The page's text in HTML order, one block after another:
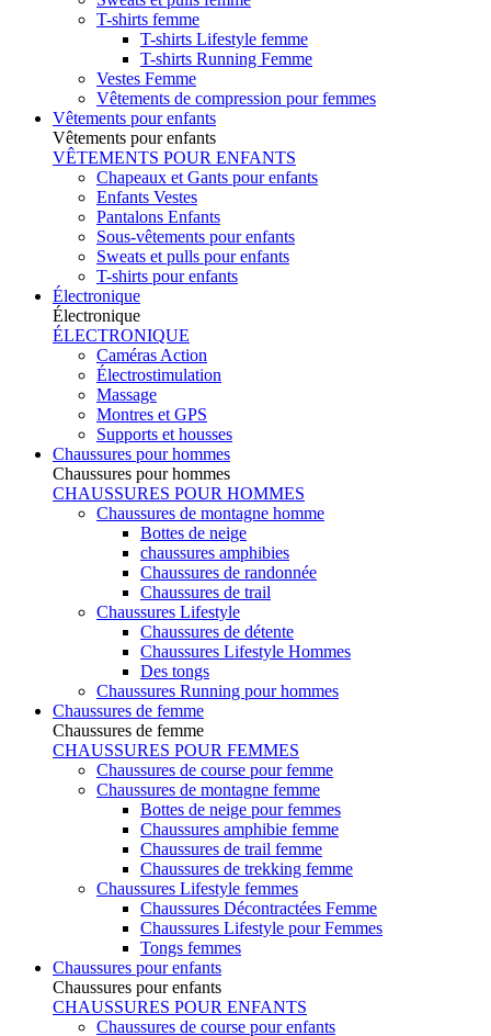
T-shirts femme
T-shirts Lifestyle femme
T-shirts Running Femme
Vestes Femme
Vêtements de compression pour femmes
Vêtements pour enfants
Vêtements pour enfants
VÊTEMENTS POUR ENFANTS
Chapeaux et Gants pour enfants
Enfants Vestes
Pantalons Enfants
Sous-vêtements pour enfants
Sweats et pulls pour enfants
T-shirts pour enfants
Électronique
Électronique
ÉLECTRONIQUE
Caméras Action
Électrostimulation
Massage
Montres et GPS
Supports et housses
Chaussures pour hommes
Chaussures pour hommes
CHAUSSURES POUR HOMMES
Chaussures de montagne homme
Bottes de neige
chaussures amphibies
Chaussures de randonnée
Chaussures de trail
Chaussures Lifestyle
Chaussures de détente
Chaussures Lifestyle Hommes
Des tongs
Chaussures Running pour hommes
Chaussures de femme
Chaussures de femme
CHAUSSURES POUR FEMMES
Chaussures de course pour femme
Chaussures de montagne femme
Bottes de neige pour femmes
Chaussures amphibie femme
Chaussures de trail femme
Chaussures de trekking femme
Chaussures Lifestyle femmes
Chaussures Décontractées Femme
Chaussures Lifestyle pour Femmes
Tongs femmes
Chaussures pour enfants
Chaussures pour enfants
CHAUSSURES POUR ENFANTS
Chaussures de course pour enfants